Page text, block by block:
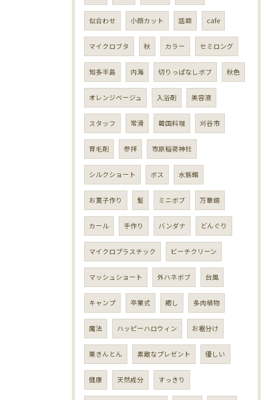
似合わせ 小顔カット 話題 cafe
マイクロブタ 秋 カラー セミロング
知多半島 内海 切りっぱなしボブ 秋色
オレンジベージュ 入浴剤 美容液
スタッフ 常滑 韓国料理 刈谷市
育毛剤 参拝 市原稲荷神社
シルクショート ボス 水族館
お菓子作り 髪 ミニボブ 万華鏡
カール 手作り バンダナ どんぐり
マイクロプラスチック ビーチクリーン
マッシュショート 外ハネボブ 台風
キャンプ 卒業式 癒し 多肉植物
魔法 ハッピーハロウィン お裾分け
栗きんとん 素敵なプレゼント 優しい
健康 天然成分 すっきり